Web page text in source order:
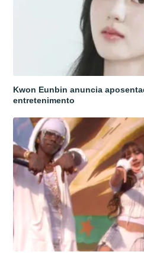
Kwon Eunbin anuncia
entretenimento